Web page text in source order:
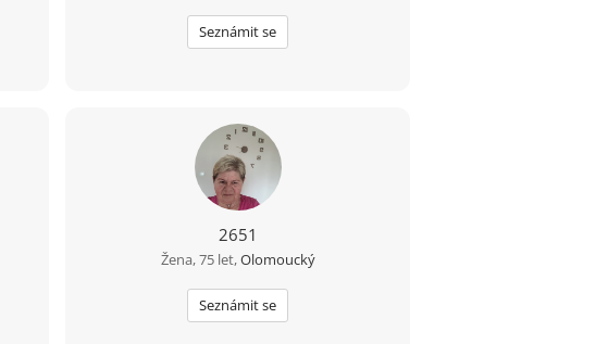
Seznámit se
2651
Žena, 75 let,Olomoucký
Seznámit se